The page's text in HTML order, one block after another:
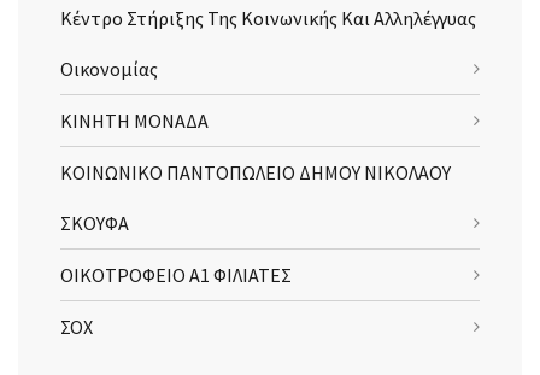
Κέντρο Στήριξης Της Κοινωνικής Και Αλληλέγγυας
Οικονομίας
ΚΙΝΗΤΗ ΜΟΝΑΔΑ
ΚΟΙΝΩΝΙΚΟ ΠΑΝΤΟΠΩΛΕΙΟ ΔΗΜΟΥ ΝΙΚΟΛΑΟΥ
ΣΚΟΥΦΑ
ΟΙΚΟΤΡΟΦΕΙΟ Α1 ΦΙΛΙΑΤΕΣ
ΣΟΧ